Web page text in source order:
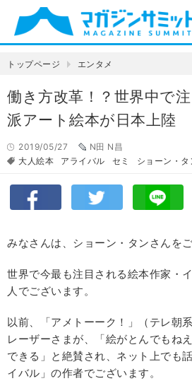
トップページ エンタメ
働き方改革！？世界中で
派アート絵本が日本上陸
2019/05/27
N田 N昌
大人絵本
アライバル セミ ショーン・タ
みなさんは、ショーン・タンさんを
世界で今最も注目される絵本作家・
人でございます。
以前、「アメトーーク！」（テレ朝
レーザーさまが、「絵がとんでもね
できる」と絶賛され、ネット上でも
イバル」の作者でございます。